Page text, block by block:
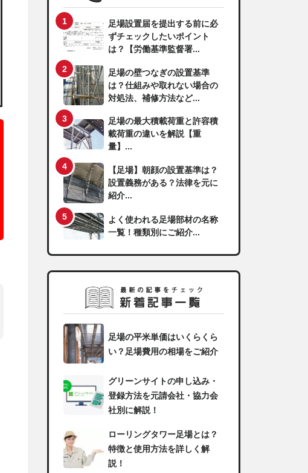
足場設置届を提出する前に必
ずチェックしたいポイント
は？【労働基準監督署...
足場の壁つなぎの設置基準
は？仕組みや取れない場合の
対処法、補修方法など...
足場の最大積載荷重と許容積
載荷重の違いを解説【重
量】...
【足場】朝顔の設置基準は？
設置義務がある？法律を元に
紹介...
よく使われる足場部材の名称
一覧！種類別にご紹介...
足場の平米単価はいくらくら
い？足場費用の相場をご紹介
グリーンサイトの申し込み・
登録方法を元請会社・協力会
社別に解説！
ローリングタワー足場とは？
特徴と使用方法を詳しく解
説！